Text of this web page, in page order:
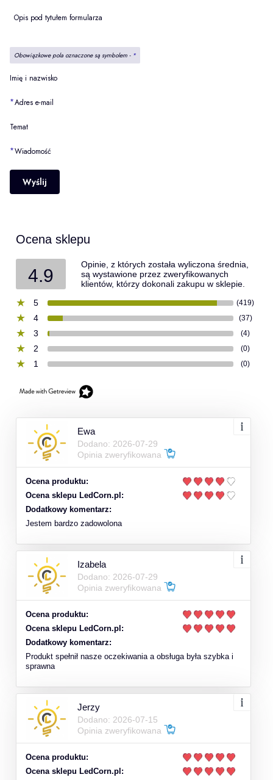
Opis pod tytułem formularza
Obowiązkowe pola oznaczone są symbolem - *
Imię i nazwisko
*Adres e-mail
Temat
*Wiadomość
Wyślij
Ocena sklepu
4.9
Opinie, z których została wyliczona średnia,
są wystawione przez zweryfikowanych
klientów, którzy dokonali zakupu w sklepie.
5
(419)
4 (37)
3 (4)
2 (0)
1 (0)
Ewa
Dodano: 2026-07-29
Opinia zweryfikowana
Ocena produktu:
Ocena sklepu LedCorn.pl:
Dodatkowy komentarz:
Jestem bardzo zadowolona
Izabela
Dodano: 2026-07-29
Opinia zweryfikowana
Ocena produktu:
Ocena sklepu LedCorn.pl:
Dodatkowy komentarz:
Produkt spełnił nasze oczekiwania a obsługa była szybka i
sprawna
Jerzy
Dodano: 2026-07-15
Opinia zweryfikowana
Ocena produktu:
Ocena sklepu LedCorn.pl: